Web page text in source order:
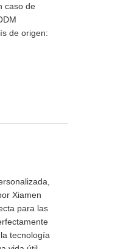
caso de
de origen:
Xiamen
para las
tecnología